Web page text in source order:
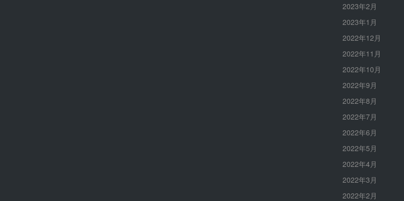
2023年2月
2023年1月
2022年12月
2022年11月
2022年10月
2022年9月
2022年8月
2022年7月
2022年6月
2022年5月
2022年4月
2022年3月
2022年2月